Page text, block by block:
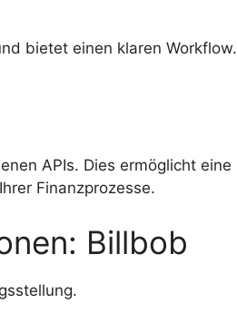
bietet einen klaren Workflow.
APIs. Dies ermöglicht eine
Finanzprozesse.
Billbob